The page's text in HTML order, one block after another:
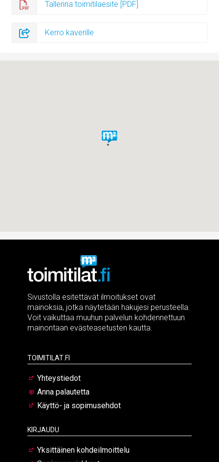
Tallenna toimitilaesite [PDF]
Kerro kaverille
Sivustolla esitettävät ilmoitukset ovat
mainoksia, jotka näytetään hakujesi perusteella.
Voit vaikuttaa muuhun palvelun kohdennettuun
mainontaan evästeasetusten kautta.
Toimitilat.fi
Yhteystiedot
Anna palautetta
Käyttö- ja sopimusehdot
Kirjaudu
Yksittäinen kohdeilmoittelu